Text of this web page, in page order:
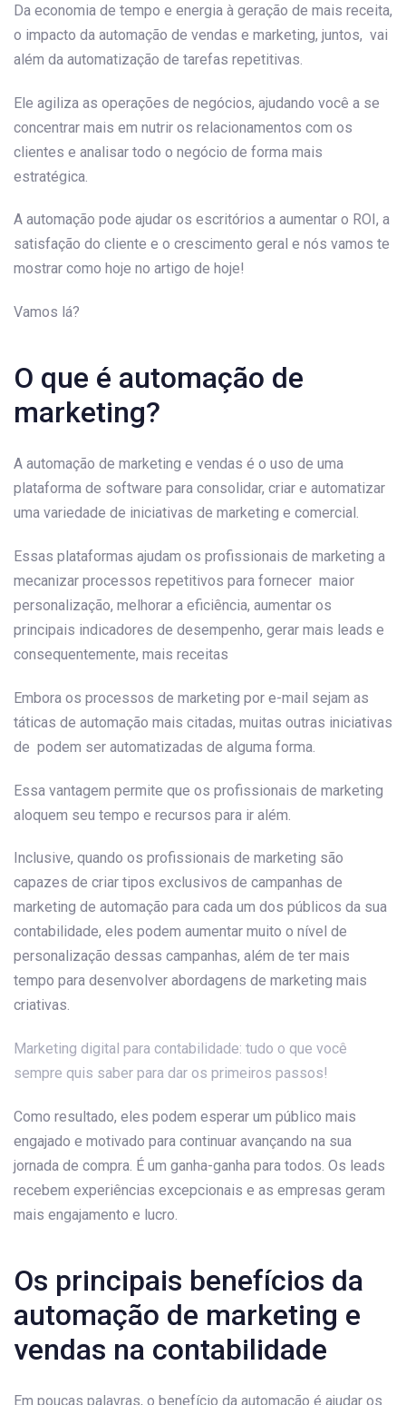
Da economia de tempo e energia à geração de mais receita,
o impacto da automação de vendas e marketing, juntos, vai
além da automatização de tarefas repetitivas.
Ele agiliza as operações de negócios, ajudando você a se
concentrar mais em nutrir os relacionamentos com os
clientes e analisar todo o negócio de forma mais
estratégica.
A automação pode ajudar os escritórios a aumentar o ROI, a
satisfação do cliente e o crescimento geral e nós vamos te
mostrar como hoje no artigo de hoje!
Vamos lá?
O que é automação de
marketing?
A automação de marketing e vendas é o uso de uma
plataforma de software para consolidar, criar e automatizar
uma variedade de iniciativas de marketing e comercial.
Essas plataformas ajudam os profissionais de marketing a
mecanizar processos repetitivos para fornecer maior
personalização, melhorar a eficiência, aumentar os
principais indicadores de desempenho, gerar mais leads e
consequentemente, mais receitas
Embora os processos de marketing por e-mail sejam as
táticas de automação mais citadas, muitas outras iniciativas
de podem ser automatizadas de alguma forma.
Essa vantagem permite que os profissionais de marketing
aloquem seu tempo e recursos para ir além.
Inclusive, quando os profissionais de marketing são
capazes de criar tipos exclusivos de campanhas de
marketing de automação para cada um dos públicos da sua
contabilidade, eles podem aumentar muito o nível de
personalização dessas campanhas, além de ter mais
tempo para desenvolver abordagens de marketing mais
criativas.
Marketing digital para contabilidade: tudo o que você
sempre quis saber para dar os primeiros passos!
Como resultado, eles podem esperar um público mais
engajado e motivado para continuar avançando na sua
jornada de compra. É um ganha-ganha para todos. Os leads
recebem experiências excepcionais e as empresas geram
mais engajamento e lucro.
Os principais benefícios da
automação de marketing e
vendas na contabilidade
Em poucas palavras, o benefício da automação é ajudar os